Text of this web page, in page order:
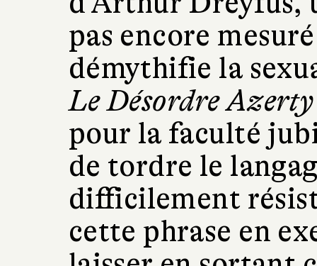
pas encore
démythifie la
Le Désordre Azerty
pour la faculté
de tordre le
difficilement
cette phrase en